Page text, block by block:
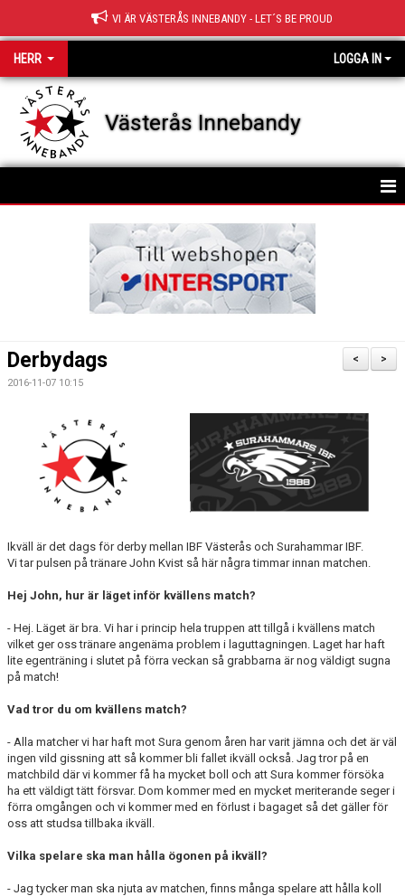
VI ÄR VÄSTERÅS INNEBANDY - LET´S BE PROUD
HERR LOGGA IN
Västerås Innebandy
>
<
Derbydags
2016-11-07 10:15
Ikväll är det dags för derby mellan IBF Västerås och Surahammar IBF.
Vi tar pulsen på tränare John Kvist så här några timmar innan matchen.
Hej John, hur är läget inför kvällens match?
- Hej. Läget är bra. Vi har i princip hela truppen att tillgå i kvällens match
vilket ger oss tränare angenäma problem i laguttagningen. Laget har haft
lite egenträning i slutet på förra veckan så grabbarna är nog väldigt sugna
på match!
Vad tror du om kvällens match?
- Alla matcher vi har haft mot Sura genom åren har varit jämna och det är väl
ingen vild gissning att så kommer bli fallet ikväll också. Jag tror på en
matchbild där vi kommer få ha mycket boll och att Sura kommer försöka
ha ett väldigt tätt försvar. Dom kommer med en mycket meriterande seger i
förra omgången och vi kommer med en förlust i bagaget så det gäller för
oss att studsa tillbaka ikväll.
Vilka spelare ska man hålla ögonen på ikväll?
- Jag tycker man ska njuta av matchen, finns många spelare att hålla koll